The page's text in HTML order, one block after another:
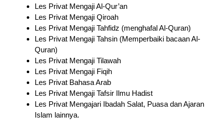
Les Privat Mengaji Al-Qur’an
Les Privat Mengaji Qiroah
Les Privat Mengaji Tahfidz (menghafal Al-Quran)
Les Privat Mengaji Tahsin (Memperbaiki bacaan Al-
Quran)
Les Privat Mengaji Tilawah
Les Privat Mengaji Fiqih
Les Privat Bahasa Arab
Les Privat Mengaji Tafsir Ilmu Hadist
Les Privat Mengajari Ibadah Salat, Puasa dan Ajaran
Islam lainnya.